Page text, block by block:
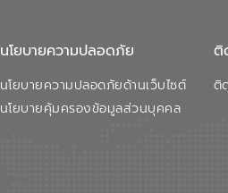
นโยบายความปลอดภัย
นโยบายความปลอดภัยด้านเว็บไซต์
นโยบายคุ้มครองข้อมูลส่วนบุคคล
ติ
ติ